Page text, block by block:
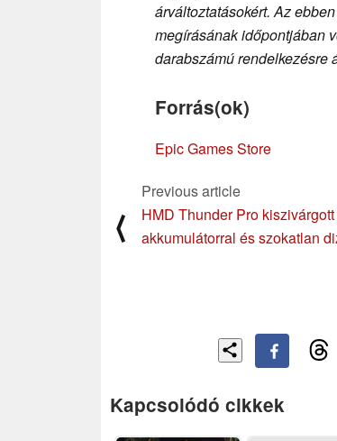
árváltoztatásokért. Az
megírásának időpontjában
darabszámú rendelkezésre
Forrás(ok)
Epic Games Store
⟨
Previous article
HMD Thunder Pro
akkumulátorral és szokatlan
Kapcsolódó cikkek